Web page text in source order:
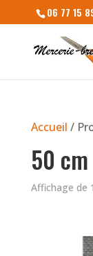
06 77 15
Accueil /
50 cm
Affichage de